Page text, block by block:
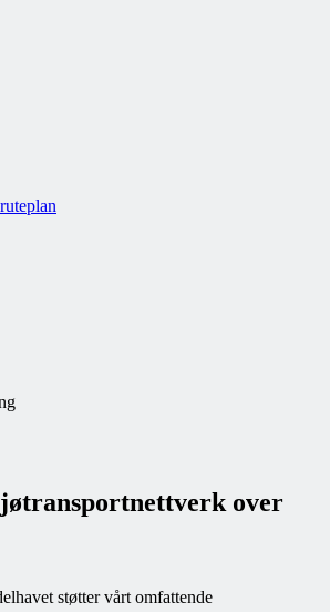
over
støtter vårt omfattende